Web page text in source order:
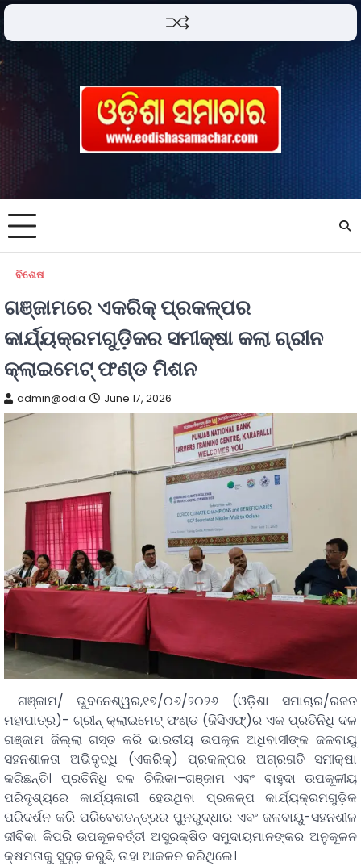
ବିଶେଷ
ଗଞ୍ଜାମରେ ଏକରିକ୍ ପ୍ରକଳ୍ପର
କାର୍ଯ୍ୟକ୍ରମଗୁଡ଼ିକର ସମୀକ୍ଷା କଲା ଗ୍ରୀନ
କ୍ଲାଇମେଟ୍ ଫଣ୍ଡ ମିଶନ
admin@odia June 17, 2026
ଗଞ୍ଜାମ/ ଭୁବନେଶ୍ୱର,୧୭/୦୬/୨୦୨୬ (ଓଡ଼ିଶା ସମାଚାର/ରଜତ
ମହାପାତ୍ର)- ଗ୍ରୀନ୍ କ୍ଲାଇମେଟ୍ ଫଣ୍ଡ (ଜିସିଏଫ୍)ର ଏକ ପ୍ରତିନିଧି ଦଳ
ଗଞ୍ଜାମ ଜିଲ୍ଲା ଗସ୍ତ କରି ଭାରତୀୟ ଉପକୂଳ ଅଧିବାସୀଙ୍କ ଜଳବାୟୁ
ସହନଶୀଳତା ଅଭିବୃଦ୍ଧି (ଏକରିକ୍) ପ୍ରକଳ୍ପର ଅଗ୍ରଗତି ସମୀକ୍ଷା
କରିଛନ୍ତି। ପ୍ରତିନିଧି ଦଳ ଚିଲିକା–ଗଞ୍ଜାମ ଏବଂ ବାହୁଦା ଉପକୂଳୀୟ
ପରିଦୃଶ୍ୟରେ କାର୍ଯ୍ୟକାରୀ ହେଉଥିବା ପ୍ରକଳ୍ପ କାର୍ଯ୍ୟକ୍ରମଗୁଡ଼ିକ
ପରିଦର୍ଶନ କରି ପରିବେଶତନ୍ତ୍ରର ପୁନରୁଦ୍ଧାର ଏବଂ ଜଳବାୟୁ-ସହନଶୀଳ
ଜୀବିକା କିପରି ଉପକୂଳବର୍ତ୍ତୀ ଅସୁରକ୍ଷିତ ସମୁଦାୟମାନଙ୍କର ଅନୁକୂଳନ
କ୍ଷମତାକୁ ସୁଦୃଢ଼ କରୁଛି, ତାହା ଆକଳନ କରିଥିଲେ।